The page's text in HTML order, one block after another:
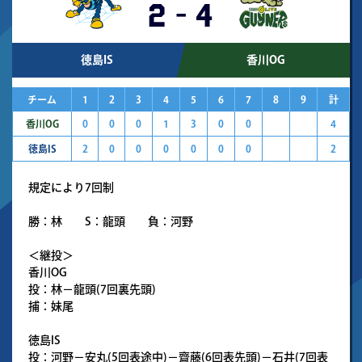
2 - 4
徳島IS 香川OG
チーム 1 2 3 4 5 6 7 8 9 計
香川OG 0 0 0 1 3 0 0 4
徳島IS 2 0 0 0 0 0 0 2
規定により7回制
勝：林 S：龍頭 負：河野
＜継投＞
香川OG
投：林－龍頭(7回裏先頭)
捕：妹尾
徳島IS
投：河野－安丸(5回表途中)－齋藤(6回表先頭)－石井(7回表